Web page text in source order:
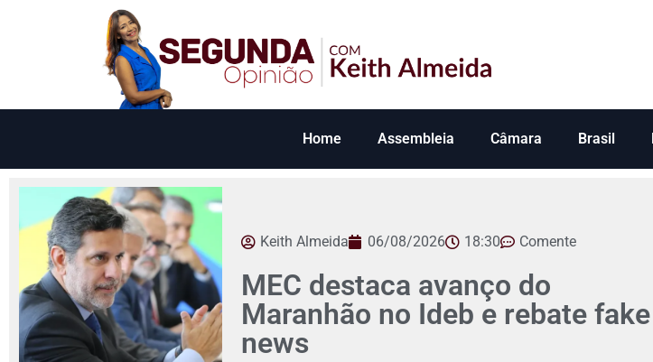
Home Assembleia Câmara Brasil
Keith Almeida 06/08/2026 18:30 Comente
MEC destaca avanço do
Maranhão no Ideb e rebate fake
news